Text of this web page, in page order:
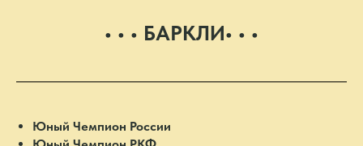
• • • БАРКЛИ• • •
Юный Чемпион России